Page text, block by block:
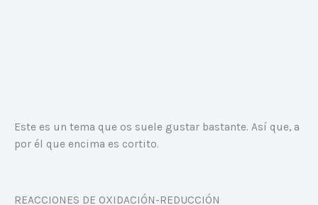
Este es un tema que os suele gustar bastante. Así que, a
por él que encima es cortito.
REACCIONES DE OXIDACIÓN-REDUCCIÓN